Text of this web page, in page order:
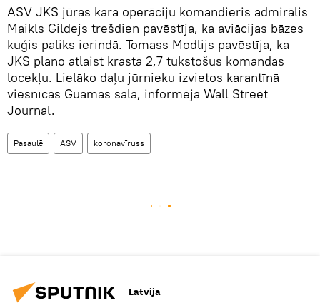
ASV JKS jūras kara operāciju komandieris admirālis
Maikls Gildejs trešdien pavēstīja, ka aviācijas bāzes
kuģis paliks ierindā. Tomass Modlijs pavēstīja, ka
JKS plāno atlaist krastā 2,7 tūkstošus komandas
locekļu. Lielāko daļu jūrnieku izvietos karantīnā
viesnīcās Guamas salā, informēja Wall Street
Journal.
Pasaulē ASV koronavīruss
Latvija